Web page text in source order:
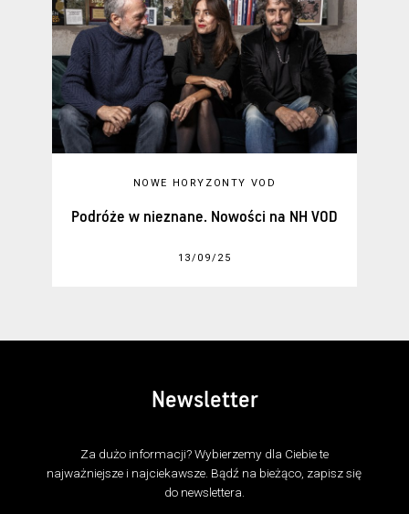
NOWE HORYZONTY VOD
Podróże w nieznane. Nowości na NH VOD
13/09/25
Newsletter
Za dużo informacji? Wybierzemy dla Ciebie te
najważniejsze i najciekawsze. Bądź na bieżąco, zapisz się
do newslettera.